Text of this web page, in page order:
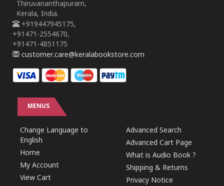
Thiruvananthapuram,
Kerala, India.
+919447945175,
+91471-2554670,
+91471-4851175
customer.care@keralabookstore.com
MENUS
Change Language to
English
Home
My Account
View Cart
Advanced Search
Advanced Cart Page
What is Audio Book ?
Shipping & Returns
Privacy Notice